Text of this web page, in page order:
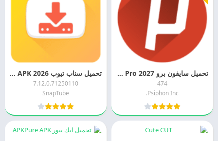
تحميل سايفون برو 2027 Psiphon Pro مهكر اخر اصدار مجانا
474
Psiphon Inc.
تحميل سناب تيوب 2026 SnapTube APK للاندرويد مجانا
7.12.0.71250110
SnapTube